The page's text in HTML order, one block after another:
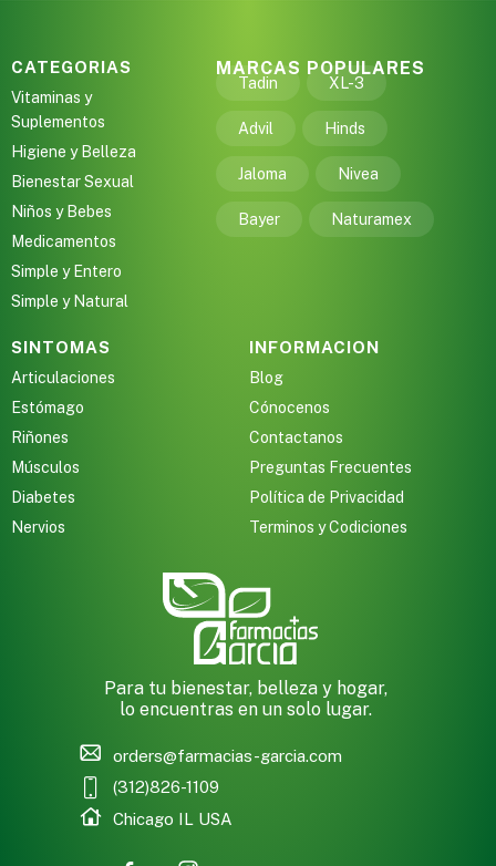
CATEGORIAS
Vitaminas y
Suplementos
Higiene y Belleza
Bienestar Sexual
Niños y Bebes
Medicamentos
Simple y Entero
Simple y Natural
MARCAS POPULARES
Tadin XL-3
Advil Hinds
Jaloma Nivea
Bayer Naturamex
SINTOMAS
Articulaciones
Estómago
Riñones
Músculos
Diabetes
Nervios
INFORMACION
Blog
Cónocenos
Contactanos
Preguntas Frecuentes
Política de Privacidad
Terminos y Codiciones
Para tu bienestar, belleza y hogar,
lo encuentras en un solo lugar.
orders@farmacias-garcia.com
(312)826-1109
Chicago IL USA